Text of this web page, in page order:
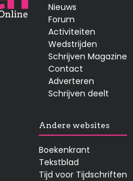
Nieuws
Forum
Activiteiten
Wedstrijden
Schrijven Magazine
Contact
Adverteren
Schrijven deelt
Andere websites
Boekenkrant
Tekstblad
Tijd voor Tijdschriften